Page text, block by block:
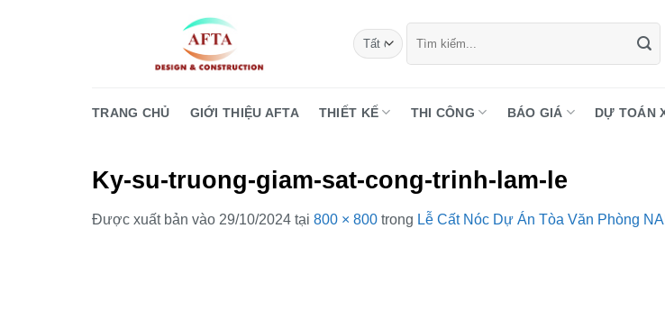
kiếm:
TRANG CHỦ GIỚI THIỆU AFTA THIẾT KẾ THI CÔNG BÁO GIÁ DỰ TOÁN
Ky-su-truong-giam-sat-cong-trinh-lam-le
Được xuất bản vào 29/10/2024 tại 800 × 800 trong Lễ Cất Nóc Dự Án Tòa Văn Phòng